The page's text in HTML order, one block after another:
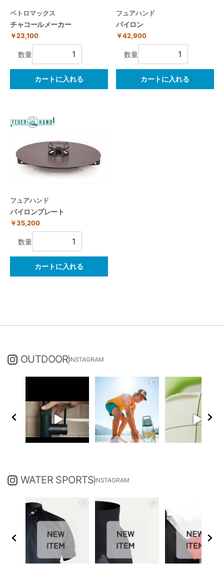
ペトロマックス
チャコールメーカー
￥23,100
数量
カートに入れる
フュアハンド
パイロン
￥42,900
数量
カートに入れる
フュアハンド
パイロンプレート
￥35,200
数量
カートに入れる
OUTDOOR INSTAGRAM
WATER SPORTS INSTAGRAM